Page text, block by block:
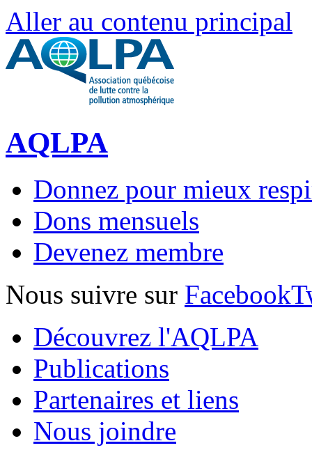
Aller au contenu principal
AQLPA
Donnez pour mieux
Dons mensuels
Devenez membre
Nous suivre sur Facebook
Découvrez l'AQLPA
Publications
Partenaires et liens
Nous joindre